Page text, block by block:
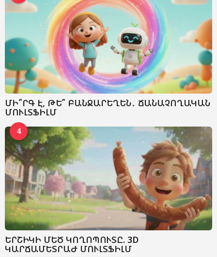
ՄԻ՞ՐԳ Է, ԹԵ՞ ԲԱՆՋԱՐԵՂԵՆ․ ՃԱՆԱՉՈՂԱԿԱՆ
ՄՈՒԼՏՖԻԼՄ
4
ԵՐՇԻԿԻ ՄԵԾ ԿՈՂՈՊՈՒՏԸ. 3D
ԿԱՐՃԱՄԵՏՐԱԺ ՄՈՒԼՏՖԻԼՄ